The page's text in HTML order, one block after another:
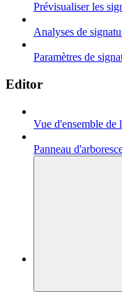
Prévisualiser les
Analyses de
Paramètres de
Editor
Vue d'ensemble de
Panneau